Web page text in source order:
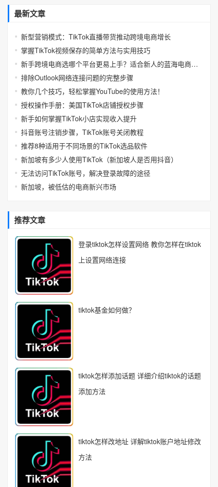
最新文章
新型营销模式：TikTok直播带货推动跨境电商增长
掌握TikTok视频保存的简单方法与实用技巧
新手跨境电商选哪个平台更易上手？适合新人的蓝海电商平台推荐
排除Outlook网络连接问题的完整步骤
教你几个技巧，轻松掌握YouTube的使用方法！
授权操作手册：美国TikTok店铺授权步骤
新手如何掌握TikTok小店实现收入提升
抖音账号注销步骤，TikTok账号关闭教程
推荐8种适用于不同场景的TikTok选品软件
新加坡有多少人使用TikTok（新加坡人是否用抖音）
无法访问TikTok账号，解决登录故障的途径
新加坡，被低估的电商新兴市场
推荐文章
登录tiktok怎样设置网络 教你怎样在tiktok
上设置网络连接
tiktok基金如何做？
tiktok怎样添加话题 详细介绍tiktok的话题
添加方法
tiktok怎样改地址 详解tiktok账户地址修改
方法